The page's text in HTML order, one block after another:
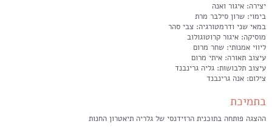
יצירה: איגור ואנה
בימוי: שרון סילבר מרת
במאי שני ודרמטורגיה: צבי סהר
מוסיקה: איגור קרוטוגולוב
ליווי אמנותי: שחר מרום
עיצוב תאורה: איתי מרום
עיצוב תלבושות: גליה גרינבנד
צילום: אנה גרינבנד
בתמיכת
ההצגה פותחה בתוכנית הרזידנסי של גלריה תיאטרון החנות